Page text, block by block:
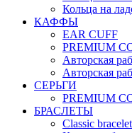
Кольца на
КАФФЫ
EAR CUFF
PREMIUM
Авторская
Авторская
СЕРЬГИ
PREMIUM
БРАСЛЕТЫ
Classic